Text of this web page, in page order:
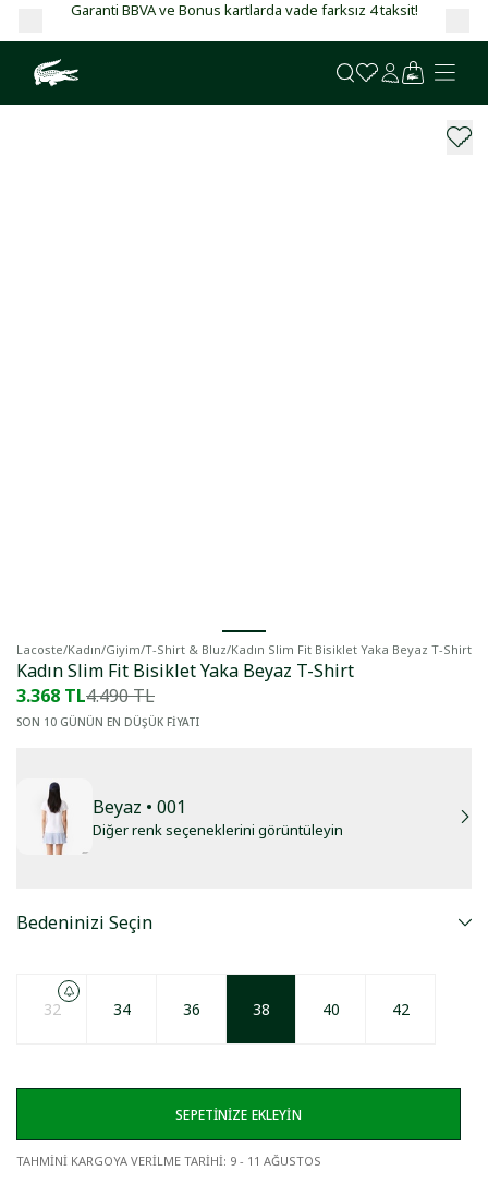
Garanti BBVA ve Bonus kartlarda vade farksız 4 taksit!
Lacoste/Kadın/Giyim/T-Shirt & Bluz/Kadın Slim Fit Bisiklet Yaka Beyaz T-Shirt
Kadın Slim Fit Bisiklet Yaka Beyaz T-Shirt
3.368 TL4.490 TL
SON 10 GÜNÜN EN DÜŞÜK FİYATI
Beyaz • 001
Diğer renk seçeneklerini görüntüleyin
Bedeninizi Seçin
32 34 36 38 40 42
SEPETİNİZE EKLEYİN
TAHMİNİ KARGOYA VERİLME TARİHİ: 9 - 11 AĞUSTOS